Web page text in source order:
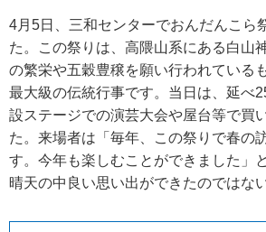
4月5日、三和センターでおんだんこら
た。この祭りは、高隈山系にある白山
の繁栄や五穀豊穣を願い行われている
最大級の伝統行事です。当日は、延べ
設ステージでの演芸大会や屋台等で買
た。来場者は「毎年、この祭りで春の
す。今年も楽しむことができました」
晴天の中良い思い出ができたのではな